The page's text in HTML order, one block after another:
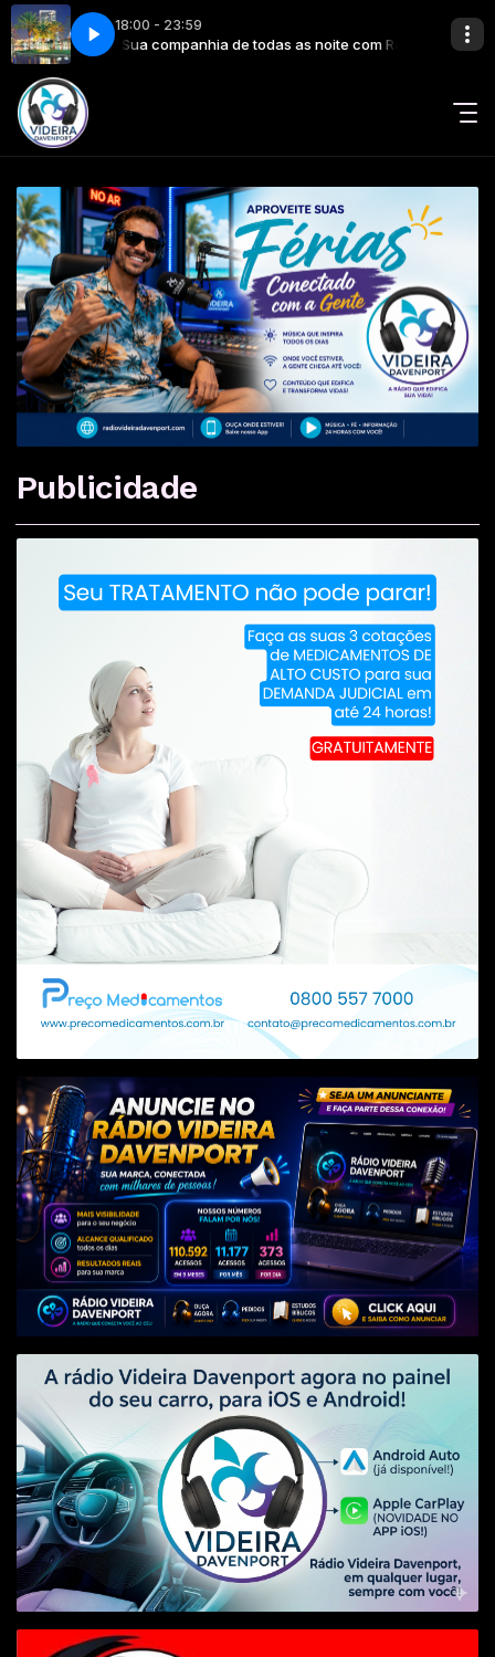
18:00 - 23:59
Sua companhia de todas as noite com Rádio Videira Davenport
Publicidade